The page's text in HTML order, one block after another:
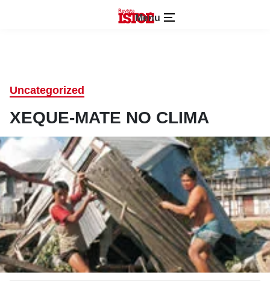
Menu
Uncategorized
XEQUE-MATE NO CLIMA